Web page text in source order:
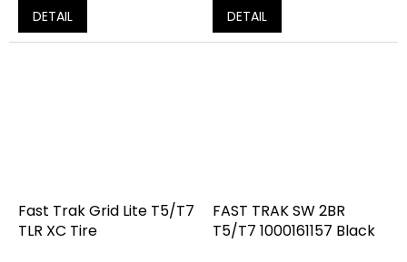
DETAIL DETAIL
Fast Trak Grid Lite T5/T7
TLR XC Tire
FAST TRAK SW 2BR
T5/T7 1000161157 Black